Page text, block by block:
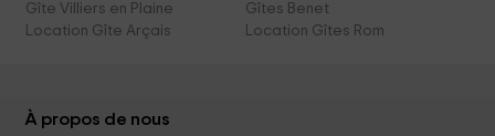
Gîte Villiers en Plaine
Gîtes Benet
Location Gîte Arçais
Location Gîtes Rom
À propos de nous